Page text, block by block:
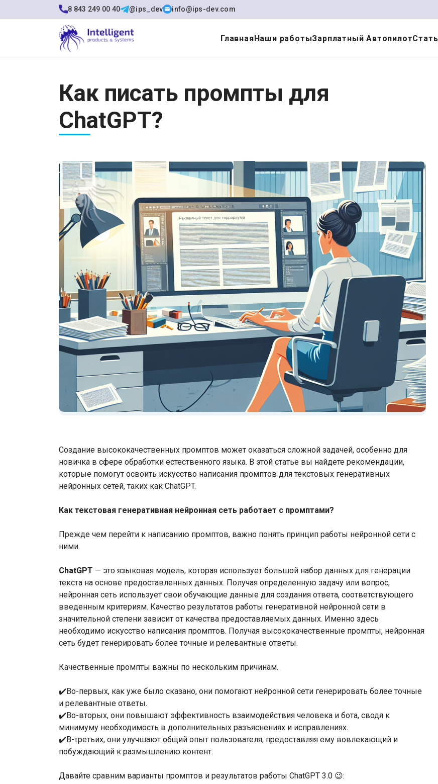
8 843 249 00 40 @ips_dev info@ips-dev.com
ГлавнаяНаши работыЗарплатный Автопилот
Как писать промпты для
ChatGPT?
Создание высококачественных промптов может оказаться сложной задачей, особенно для
новичка в сфере обработки естественного языка. В этой статье вы найдете рекомендации,
которые помогут освоить искусство написания промптов для текстовых генеративных
нейронных сетей, таких как ChatGPT.
Как текстовая генеративная нейронная сеть работает с промптами?
Прежде чем перейти к написанию промптов, важно понять принцип работы нейронной сети с
ними.
ChatGPT — это языковая модель, которая использует большой набор данных для генерации
текста на основе предоставленных данных. Получая определенную задачу или вопрос,
нейронная сеть использует свои обучающие данные для создания ответа, соответствующего
введенным критериям. Качество результатов работы генеративной нейронной сети в
значительной степени зависит от качества предоставляемых данных. Именно здесь
необходимо искусство написания промптов. Получая высококачественные промпты, нейронная
сеть будет генерировать более точные и релевантные ответы.
Качественные промпты важны по нескольким причинам.
✔️Во-первых, как уже было сказано, они помогают нейронной сети генерировать более точные
и релевантные ответы.
✔️Во-вторых, они повышают эффективность взаимодействия человека и бота, сводя к
минимуму необходимость в дополнительных разъяснениях и исправлениях.
✔️В-третьих, они улучшают общий опыт пользователя, предоставляя ему вовлекающий и
побуждающий к размышлению контент.
Давайте сравним варианты промптов и результатов работы ChatGPT 3.0 😉: